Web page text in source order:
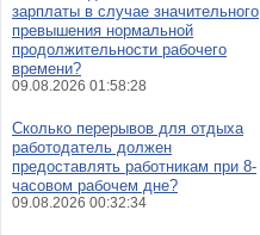
зарплаты в случае значительного
превышения нормальной
продолжительности рабочего
времени?
09.08.2026 01:58:28
Сколько перерывов для отдыха
работодатель должен
предоставлять работникам при 8-
часовом рабочем дне?
09.08.2026 00:32:34